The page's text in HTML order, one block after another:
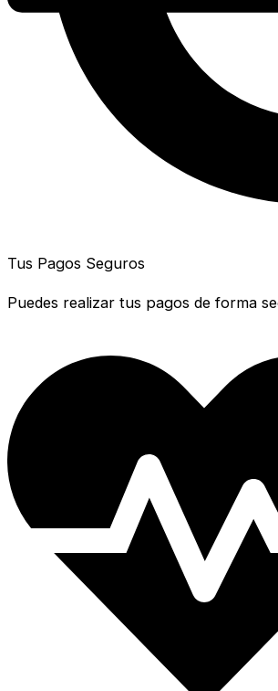
Tus Pagos Seguros
Puedes realizar tus pagos de forma